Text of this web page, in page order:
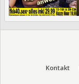
Kontakt